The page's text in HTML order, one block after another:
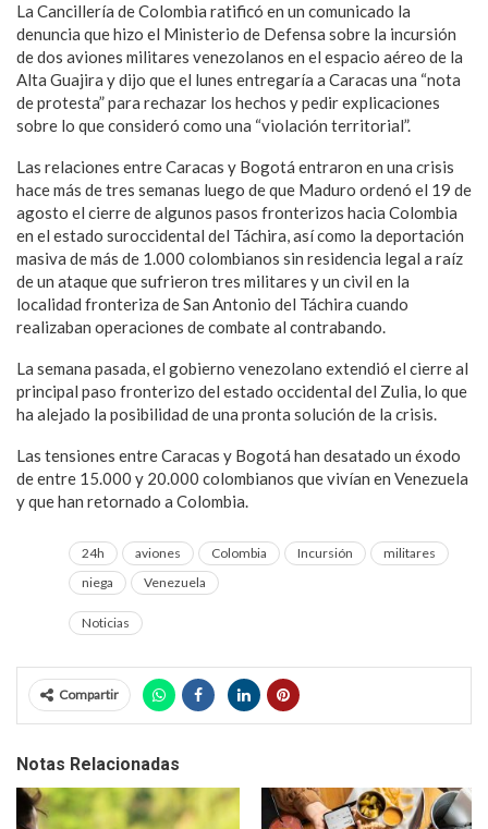
La Cancillería de Colombia ratificó en un comunicado la
denuncia que hizo el Ministerio de Defensa sobre la incursión
de dos aviones militares venezolanos en el espacio aéreo de la
Alta Guajira y dijo que el lunes entregaría a Caracas una “nota
de protesta” para rechazar los hechos y pedir explicaciones
sobre lo que consideró como una “violación territorial”.
Las relaciones entre Caracas y Bogotá entraron en una crisis
hace más de tres semanas luego de que Maduro ordenó el 19 de
agosto el cierre de algunos pasos fronterizos hacia Colombia
en el estado suroccidental del Táchira, así como la deportación
masiva de más de 1.000 colombianos sin residencia legal a raíz
de un ataque que sufrieron tres militares y un civil en la
localidad fronteriza de San Antonio del Táchira cuando
realizaban operaciones de combate al contrabando.
La semana pasada, el gobierno venezolano extendió el cierre al
principal paso fronterizo del estado occidental del Zulia, lo que
ha alejado la posibilidad de una pronta solución de la crisis.
Las tensiones entre Caracas y Bogotá han desatado un éxodo
de entre 15.000 y 20.000 colombianos que vivían en Venezuela
y que han retornado a Colombia.
24h aviones Colombia Incursión
militares
niega
Venezuela
Noticias
Compartir
Notas Relacionadas